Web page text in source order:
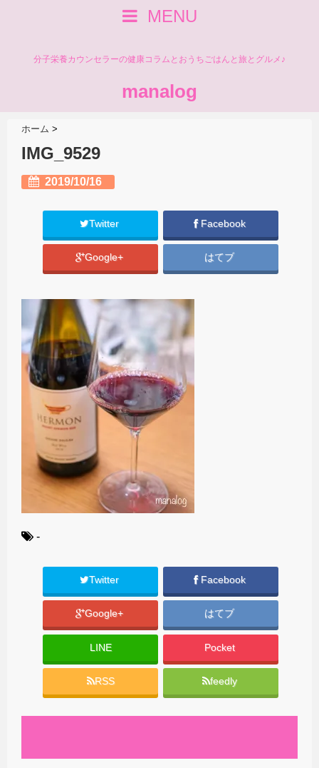
MENU
分子栄養カウンセラーの健康コラムとおうちごはんと旅とグルメ♪
manalog
ホーム >
IMG_9529
2019/10/16
Twitter Facebook
Google+ はてブ
-
Twitter Facebook
Google+ はてブ
LINE Pocket
RSS feedly